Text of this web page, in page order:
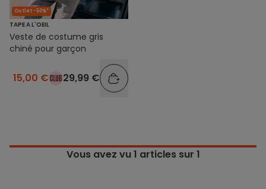
Outlet -50%*
TAPE A L'OEIL
Veste de costume gris
chiné pour garçon
15,00 € 29,99 €
Vous avez vu1 articles sur 1